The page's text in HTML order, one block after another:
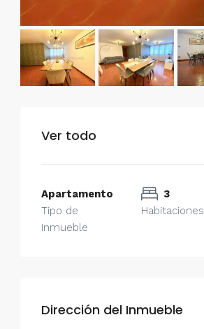
Ver todo
Apartamento
Tipo de
Inmueble
3
Habitaciones
Dirección del Inmueble